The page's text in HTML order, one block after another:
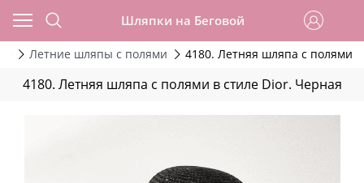
Шляпки на Беговой
Летние шляпы с полями 4180. Летняя шляпа с полями
4180. Летняя шляпа с полями в стиле Dior. Черная